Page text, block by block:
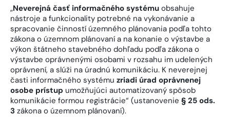
„Neverejná časť informačného systému obsahuje
nástroje a funkcionality potrebné na vykonávanie a
spracovanie činností územného plánovania podľa tohto
zákona o územnom plánovaní a na konanie o výstavbe a
výkon štátneho stavebného dohľadu podľa zákona o
výstavbe oprávnenými osobami v rozsahu im udelených
oprávnení, a slúži na úradnú komunikáciu. K neverejnej
časti informačného systému zriadi úrad oprávnenej
osobe prístup umožňujúci automatizovaný spôsob
komunikácie formou registrácie“ (ustanovenie § 25 ods.
3 zákona o územnom plánovaní).